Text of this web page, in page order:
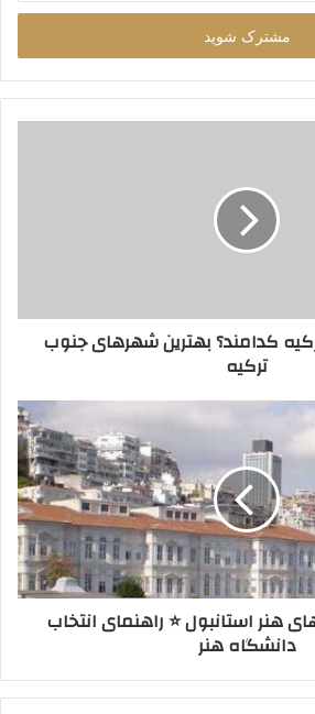
کدامند؟ بهترین شهرهای جنوب
ترکیه
هنر استانبول ⭐️ راهنمای انتخاب
دانشگاه هنر